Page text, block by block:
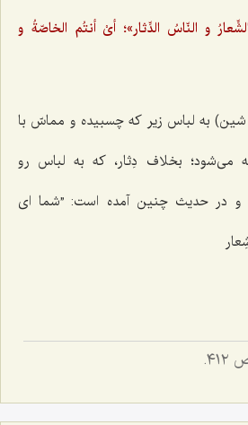
و النّاسُ الدِّثار»؛ أیْ أنتُم الخاصّةُ و
به لباس زیر که چسبیده و مماسّ با
می‌شود؛ بخلاف دِثار، که به لباس رو
و در حدیث چنین آمده است: ”شما ای